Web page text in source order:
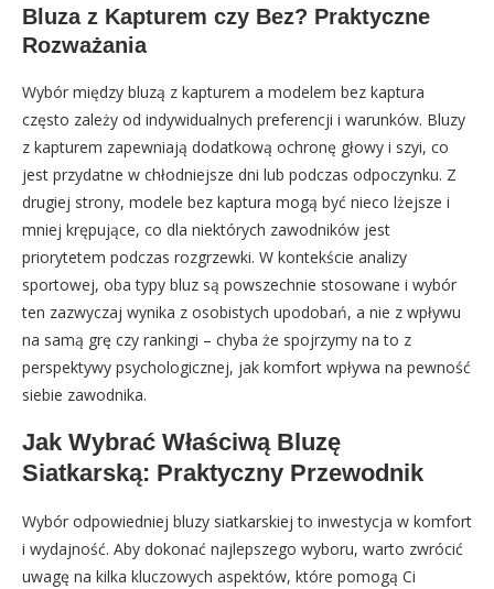
Bluza z Kapturem czy Bez? Praktyczne
Rozważania
Wybór między bluzą z kapturem a modelem bez kaptura
często zależy od indywidualnych preferencji i warunków. Bluzy
z kapturem zapewniają dodatkową ochronę głowy i szyi, co
jest przydatne w chłodniejsze dni lub podczas odpoczynku. Z
drugiej strony, modele bez kaptura mogą być nieco lżejsze i
mniej krępujące, co dla niektórych zawodników jest
priorytetem podczas rozgrzewki. W kontekście analizy
sportowej, oba typy bluz są powszechnie stosowane i wybór
ten zazwyczaj wynika z osobistych upodobań, a nie z wpływu
na samą grę czy rankingi – chyba że spojrzymy na to z
perspektywy psychologicznej, jak komfort wpływa na pewność
siebie zawodnika.
Jak Wybrać Właściwą Bluzę
Siatkarską: Praktyczny Przewodnik
Wybór odpowiedniej bluzy siatkarskiej to inwestycja w komfort
i wydajność. Aby dokonać najlepszego wyboru, warto zwrócić
uwagę na kilka kluczowych aspektów, które pomogą Ci